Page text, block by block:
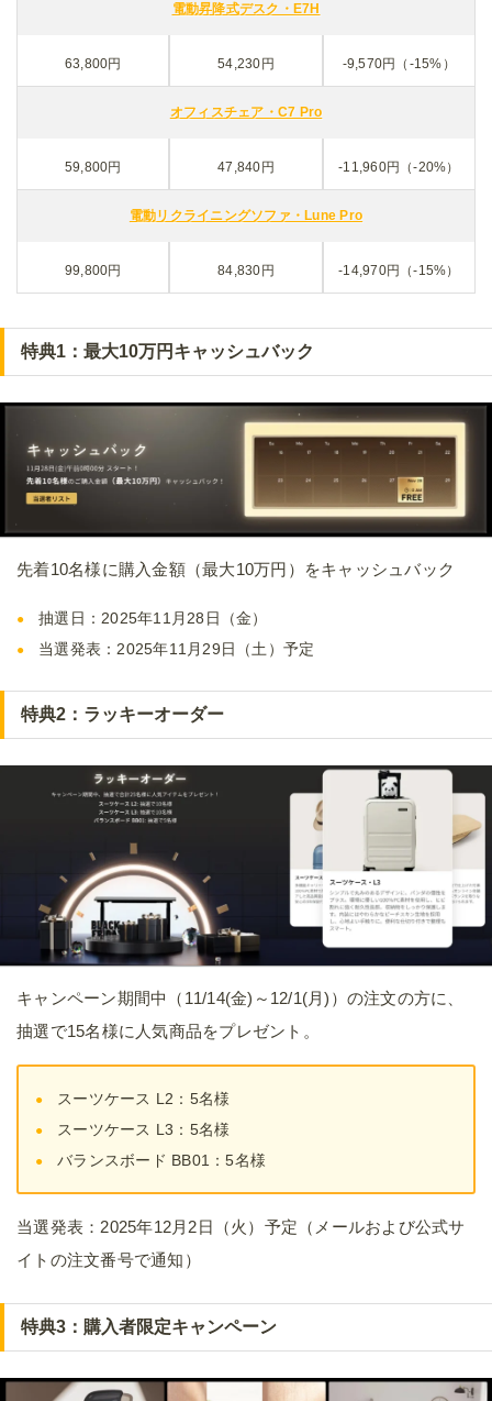
電動昇降式デスク・E7H
63,800円 54,230円 -9,570円（-15%）
オフィスチェア・C7 Pro
59,800円 47,840円 -11,960円（-20%）
電動リクライニングソファ・Lune Pro
99,800円 84,830円 -14,970円（-15%）
特典1：最大10万円キャッシュバック
先着10名様に購入金額（最大10万円）をキャッシュバック
抽選日：2025年11月28日（金）
当選発表：2025年11月29日（土）予定
特典2：ラッキーオーダー
キャンペーン期間中（11/14(金)～12/1(月)）の注文の方に、
抽選で15名様に人気商品をプレゼント。
スーツケース L2：5名様
スーツケース L3：5名様
バランスボード BB01：5名様
当選発表：2025年12月2日（火）予定（メールおよび公式サ
イトの注文番号で通知）
特典3：購入者限定キャンペーン